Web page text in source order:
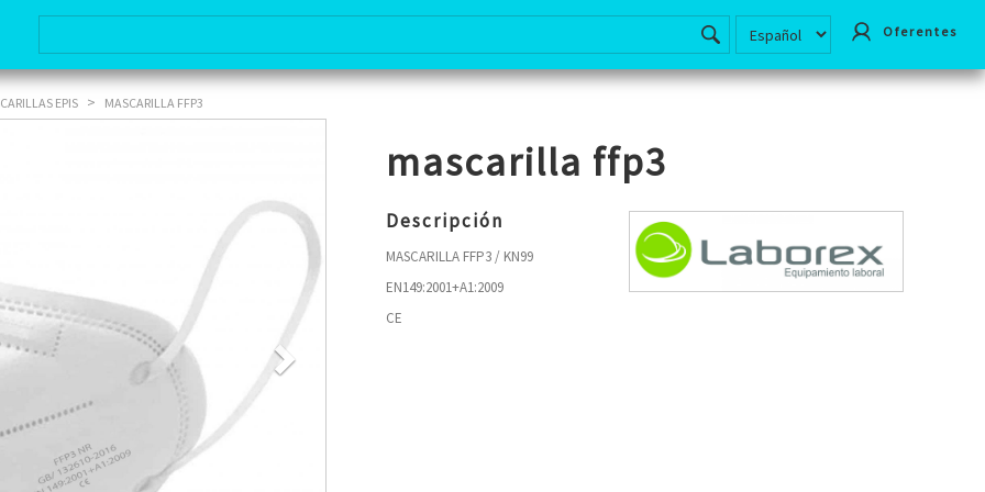
Oferentes
EPIS > MASCARILLA FFP3
mascarilla ffp3
Descripción
MASCARILLA FFP3 / KN99
EN149:2001+A1:2009
CE